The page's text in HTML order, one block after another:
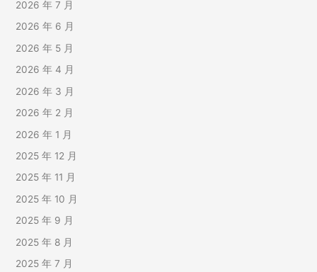
2026 年 7 月
2026 年 6 月
2026 年 5 月
2026 年 4 月
2026 年 3 月
2026 年 2 月
2026 年 1 月
2025 年 12 月
2025 年 11 月
2025 年 10 月
2025 年 9 月
2025 年 8 月
2025 年 7 月